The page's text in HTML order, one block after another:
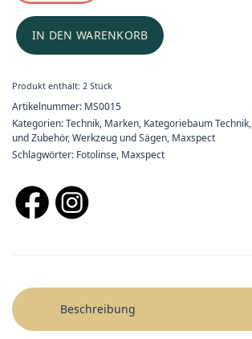
IN DEN WARENKORB
Produkt enthält: 2Stück
Artikelnummer: MS0015
Kategorien:Technik, Marken, Kategoriebaum Technik,
und Zubehör,Werkzeug und Sägen, Maxspect
Schlagwörter: Fotolinse, Maxspect
Beschreibung